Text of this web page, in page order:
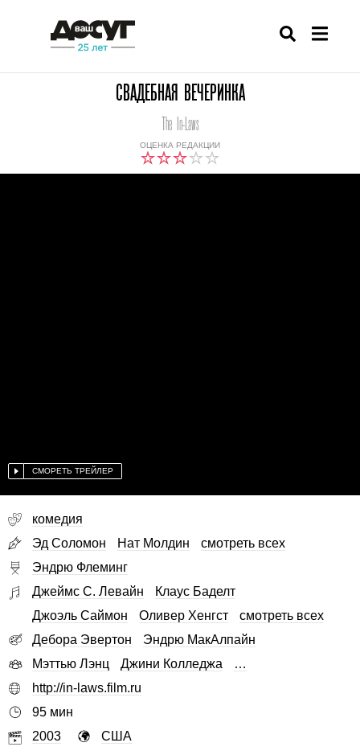
СВАДЕБНАЯ ВЕЧЕРИНКА
ОЦЕНКА РЕДАКЦИИ
The In-Laws
СМОРЕТЬ ТРЕЙЛЕР
комедия
Эд Соломон
Нат Молдин
смотреть всех
Эндрю Флеминг
Джеймс С. Левайн
Клаус Баделт
Джоэль Саймон
Оливер Хенгст
смотреть всех
Дебора Эвертон
Эндрю МакАлпайн
Мэттью Лэнц
Джини Колледжа
…
http://in-laws.film.ru
95 мин
2003
США